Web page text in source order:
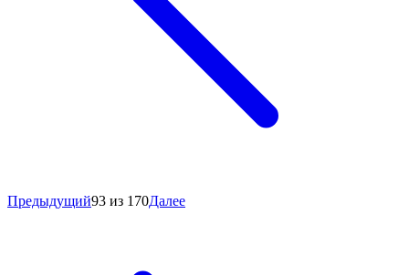
Предыдущий93 из 170Далее